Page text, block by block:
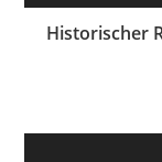
Historischer